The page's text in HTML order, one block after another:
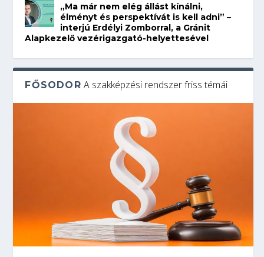
„Ma már nem elég állást kínálni,
élményt és perspektívát is kell adni” –
interjú Erdélyi Zomborral, a Gránit
Alapkezelő vezérigazgató-helyettesével
FŐSODOR A szakképzési rendszer friss témái